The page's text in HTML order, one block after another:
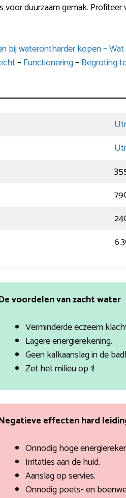
duurzaam gemak. Profiteer
bij waterontharder kopen–
–Functionering–Begroting
voordelen van zacht water
Verminderde eczeem
Lagere energierekening.
Geen kalkaanslag in de
Zet het milieu op 1!
effecten hard
Onnodig hoge
Irritaties aan de huid.
Aanslag op servies.
Onnodig poets- en